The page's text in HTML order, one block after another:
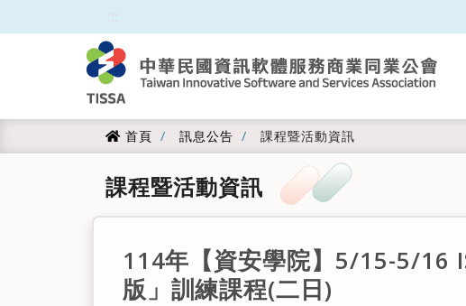
:::
首頁
首頁 訊息公告 課程暨活動資訊
課程暨活動資訊
114年【資安學院】5/15-5/16
版」訓練課程(二日)